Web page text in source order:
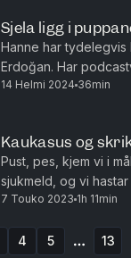
Sjela ligg i
Hanne har tydelegvis
Erdoğan. Har
Albania, Tsjekkia og
14 Helmi 2024 36min
Kaukasus og
Pust, pes, kjem vi i
sjukmeld, og vi
Armenia,
7 Touko 2023 1h 11min
4 5 13